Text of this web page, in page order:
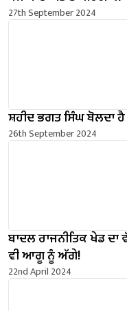
27th September 2024
ਸ਼ਹੀਦ ਭਗਤ ਸਿੰਘ ਬੋਲਦਾ ਹੈ
26th September 2024
ਬਾਦਲ ਰਾਜਨੀਤਿਕ ਖੇਡ ਦਾ
ਵੀ ਆਗੂ ਨੂੰ ਅੱਗੇ!
22nd April 2024